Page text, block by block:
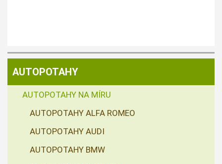
AUTOPOTAHY
AUTOPOTAHY NA MÍRU
AUTOPOTAHY ALFA ROMEO
AUTOPOTAHY AUDI
AUTOPOTAHY BMW